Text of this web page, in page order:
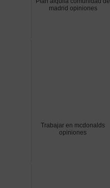
madrid opiniones
Trabajar en mcdonalds
opiniones